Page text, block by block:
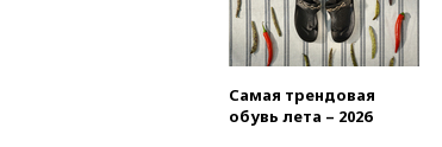
Самая трендовая
обувь лета – 2026